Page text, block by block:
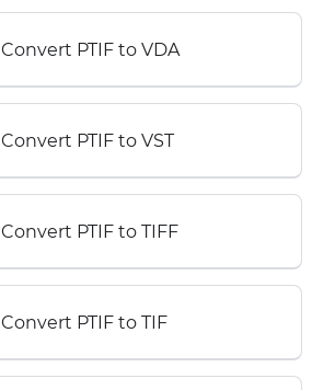
Convert PTIF to VDA
Convert PTIF to VST
Convert PTIF to TIFF
Convert PTIF to TIF